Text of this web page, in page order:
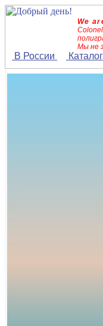
We
Мы не
В России Каталог